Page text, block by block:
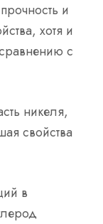
и
хотя и
с
никеля,
свойства
в